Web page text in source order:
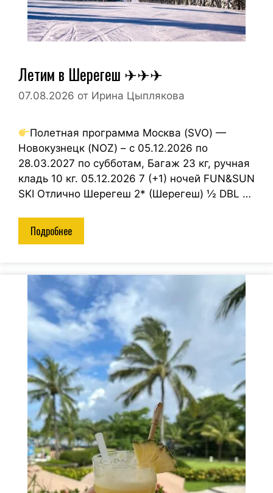
Летим в Шерегеш ✈✈✈
07.08.2026 от Ирина Цыплякова
Полетная программа Москва (SVO) —
Новокузнецк (NOZ) – с 05.12.2026 по
28.03.2027 по субботам, Багаж 23 кг, ручная
кладь 10 кг. 05.12.2026 7 (+1) ночей FUN&SUN
SKI Отлично Шерегеш 2* (Шерегеш) ½ DBL …
Подробнее